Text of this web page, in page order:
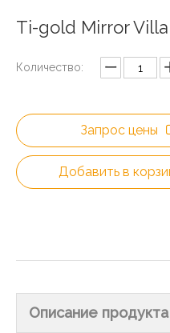
Ti-gold Mirror
Количество:
Запрос цены
Добавить в
Описание продукта